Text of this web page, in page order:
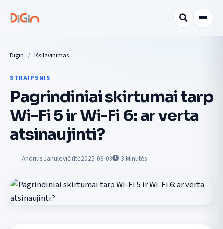
Digin Išsilavinimas
STRAIPSNIS
Pagrindiniai skirtumai tarp
Wi-Fi 5 ir Wi-Fi 6: ar verta
atsinaujinti?
Andrius Janulevičiūtė2025-06-03 3 Minutės